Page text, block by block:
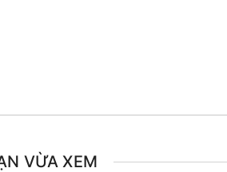
VỪA XEM